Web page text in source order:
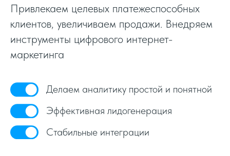
Привлекаем целевых платежеспособных
клиентов, увеличиваем продажи. Внедряем
инструменты цифрового интернет-
маркетинга
Делаем аналитику простой и понятной
Эффективная лидогенерация
Стабильные интеграции